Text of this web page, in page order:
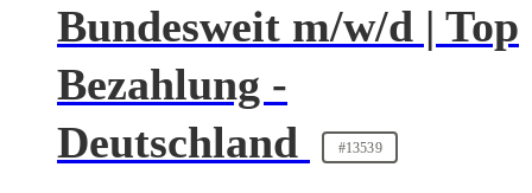
Bundesweit m/w/d | Top
Bezahlung -
Deutschland
#13539